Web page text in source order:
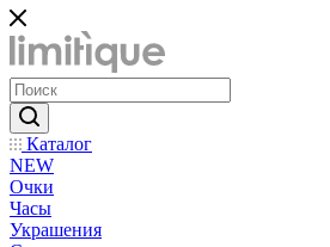
Каталог
NEW
Очки
Часы
Украшения